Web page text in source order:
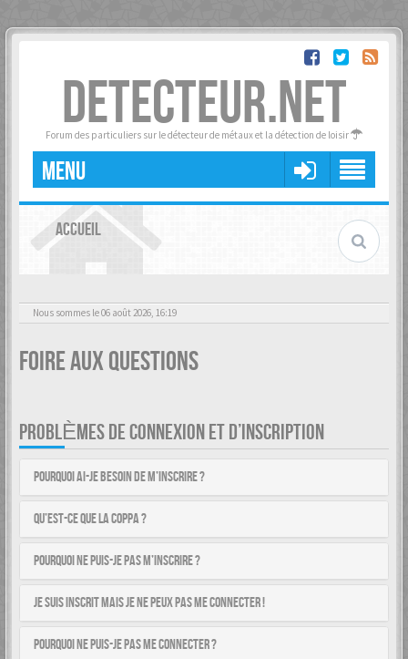
DETECTEUR.NET
Forum des particuliers sur le détecteur de métaux et la détection de loisir
MENU
ACCUEIL
Nous sommes le 06 août 2026, 16:19
Foire aux questions
PROBLÈMES DE CONNEXION ET D’INSCRIPTION
Pourquoi ai-je besoin de m’inscrire ?
Qu’est-ce que la COPPA ?
Pourquoi ne puis-je pas m’inscrire ?
Je suis inscrit mais je ne peux pas me connecter !
Pourquoi ne puis-je pas me connecter ?